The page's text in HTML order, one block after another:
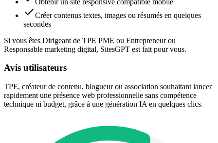
Créer contenus textes, images ou résumés en quelques
secondes
Si vous êtes Dirigeant de TPE PME ou Entrepreneur ou
Responsable marketing digital, SitesGPT est fait pour vous.
Avis utilisateurs
TPE, créateur de contenu, blogueur ou association souhaitant lancer
rapidement une présence web professionnelle sans compétence
technique ni budget, grâce à une génération IA en quelques clics.